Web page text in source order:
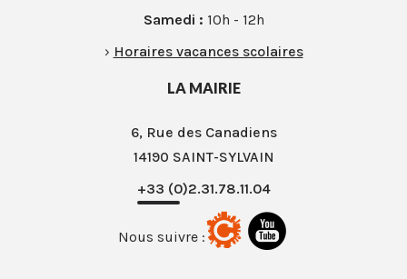
Samedi : 10h - 12h
› Horaires vacances scolaires
LA MAIRIE
6, Rue des Canadiens
14190 SAINT-SYLVAIN
+33 (0)2.31.78.11.04
Nous suivre :